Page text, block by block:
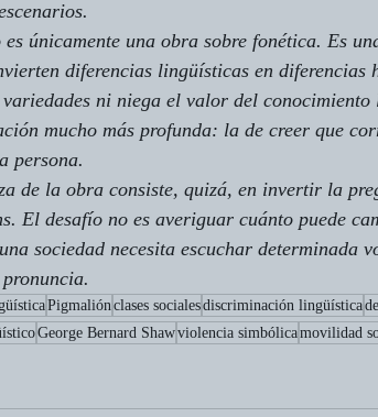
es únicamente una obra sobre fonética. Es
diferencias lingüísticas en diferencias
variedades ni niega el valor del
mucho más profunda: la de creer que
persona.
de la obra consiste, quizá, en invertir la
El desafío no es averiguar cuánto puede
sociedad necesita escuchar determinada
Pigmaliónclases socialesdiscriminación lingüística
George Bernard Shawviolencia simbólicamovilidad